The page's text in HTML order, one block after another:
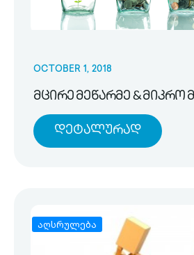
OCTOBER 1, 2018
მცირე მეწარმე & მიკრო
Დეტალურად
აღსრულება